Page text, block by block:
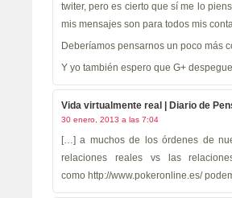
twiter, pero es cierto que sí me lo
mis mensajes son para todos mis
Deberíamos pensarnos un poco más
Y yo también espero que G+
Vida virtualmente real | Diario de
30 enero, 2013 a las 7:04
[…] a muchos de los órdenes de
relaciones reales vs las
como http://www.pokeronline.es/